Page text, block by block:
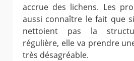
accrue des lichens. Les
aussi connaître le fait que
nettoient pas la
régulière, elle va prendre
très désagréable.